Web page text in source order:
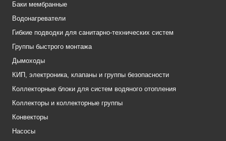
Баки мембранные
Водонагреватели
Гибкие подводки для санитарно-технических систем
Группы быстрого монтажа
Дымоходы
КИП, электроника, клапаны и группы безопасности
Коллекторные блоки для систем водяного отопления
Коллекторы и коллекторные группы
Конвекторы
Насосы